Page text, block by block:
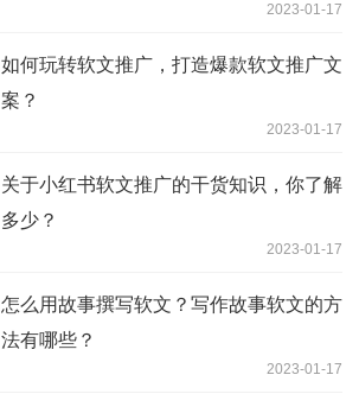
2023-01-17
如何玩转软文推广，打造爆款软文推广文
案？
2023-01-17
关于小红书软文推广的干货知识，你了解
多少？
2023-01-17
怎么用故事撰写软文？写作故事软文的方
法有哪些？
2023-01-17